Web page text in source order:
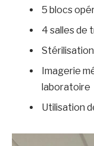
5 blocs
4 salles de
Imagerie
laboratoire
Utilisation